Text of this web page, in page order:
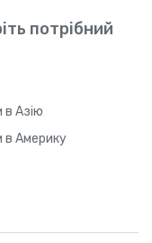
потрібний
в Азію
в Америку